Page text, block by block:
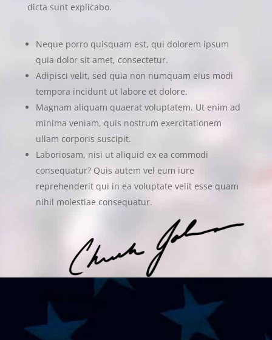
dicta sunt explicabo.
Neque porro quisquam est, qui dolorem ipsum
quia dolor sit amet, consectetur.
Adipisci velit, sed quia non numquam eius modi
tempora incidunt ut labore et dolore.
Magnam aliquam quaerat voluptatem. Ut enim ad
minima veniam, quis nostrum exercitationem
ullam corporis suscipit.
Laboriosam, nisi ut aliquid ex ea commodi
consequatur? Quis autem vel eum iure
reprehenderit qui in ea voluptate velit esse quam
nihil molestiae consequatur.